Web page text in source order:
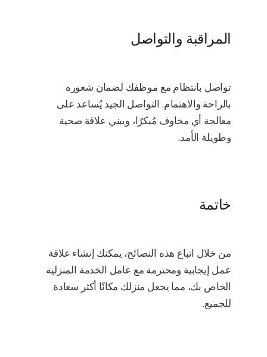
المراقبة والتواصل
تواصل بانتظام مع موظفك لضمان شعوره
بالراحة والاهتمام. التواصل الجيد يُساعد على
معالجة أي مخاوف مُبكرًا، ويبني علاقة صحية
وطويلة الأمد.
خاتمة
من خلال اتباع هذه النصائح، يمكنك إنشاء علاقة
عمل إيجابية ومحترمة مع عامل الخدمة المنزلية
الخاص بك، مما يجعل منزلك مكانًا أكثر سعادة
للجميع.